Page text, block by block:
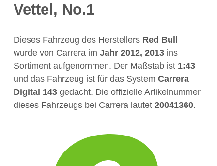
Vettel, No.1
Dieses Fahrzeug des Herstellers Red Bull
wurde von Carrera im Jahr 2012, 2013 ins
Sortiment aufgenommen. Der Maßstab ist 1:43
und das Fahrzeug ist für das System Carrera
Digital 143 gedacht. Die offizielle Artikelnummer
dieses Fahrzeugs bei Carrera lautet 20041360.